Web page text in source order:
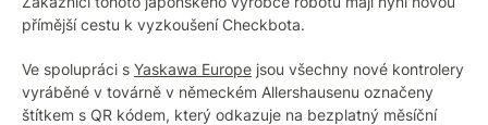
přímější cestu k vyzkoušení Checkbota.
Ve spolupráci s Yaskawa Europe jsou všechny nové kontrolery
vyráběné v továrně v německém Allershausenu označeny
štítkem s QR kódem, který odkazuje na bezplatný měsíční